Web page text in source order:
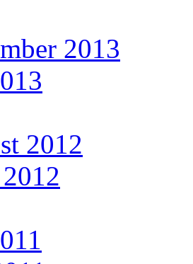
2013
2012